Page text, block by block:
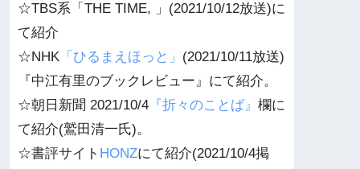
☆TBS系「THE TIME, 」(2021/10/12放送)に
て紹介
☆NHK 「ひるまえほっと」 (2021/10/11放送)
『中江有里のブックレビュー』にて紹介。
☆朝日新聞 2021/10/4 『折々のことば』 欄に
て紹介(鷲田清一氏)。
☆書評サイト HONZにて紹介(2021/10/4掲